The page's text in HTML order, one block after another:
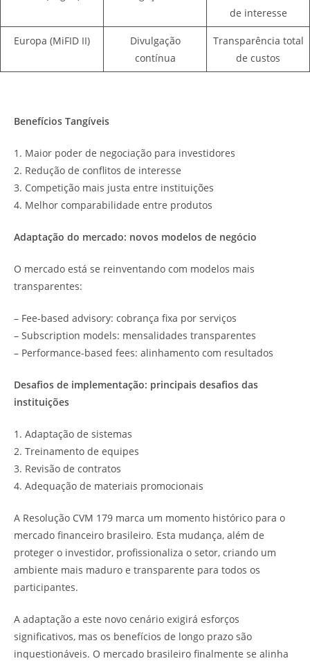
de interesse
Europa (MiFID II)
Divulgação
contínua
Transparência total
de custos
Benefícios Tangíveis
1. Maior poder de negociação para investidores
2. Redução de conflitos de interesse
3. Competição mais justa entre instituições
4. Melhor comparabilidade entre produtos
Adaptação do mercado: novos modelos de negócio
O mercado está se reinventando com modelos mais
transparentes:
– Fee-based advisory: cobrança fixa por serviços
– Subscription models: mensalidades transparentes
– Performance-based fees: alinhamento com resultados
Desafios de implementação: principais desafios das
instituições
1. Adaptação de sistemas
2. Treinamento de equipes
3. Revisão de contratos
4. Adequação de materiais promocionais
A Resolução CVM 179 marca um momento histórico para o
mercado financeiro brasileiro. Esta mudança, além de
proteger o investidor, profissionaliza o setor, criando um
ambiente mais maduro e transparente para todos os
participantes.
A adaptação a este novo cenário exigirá esforços
significativos, mas os benefícios de longo prazo são
inquestionáveis. O mercado brasileiro finalmente se alinha